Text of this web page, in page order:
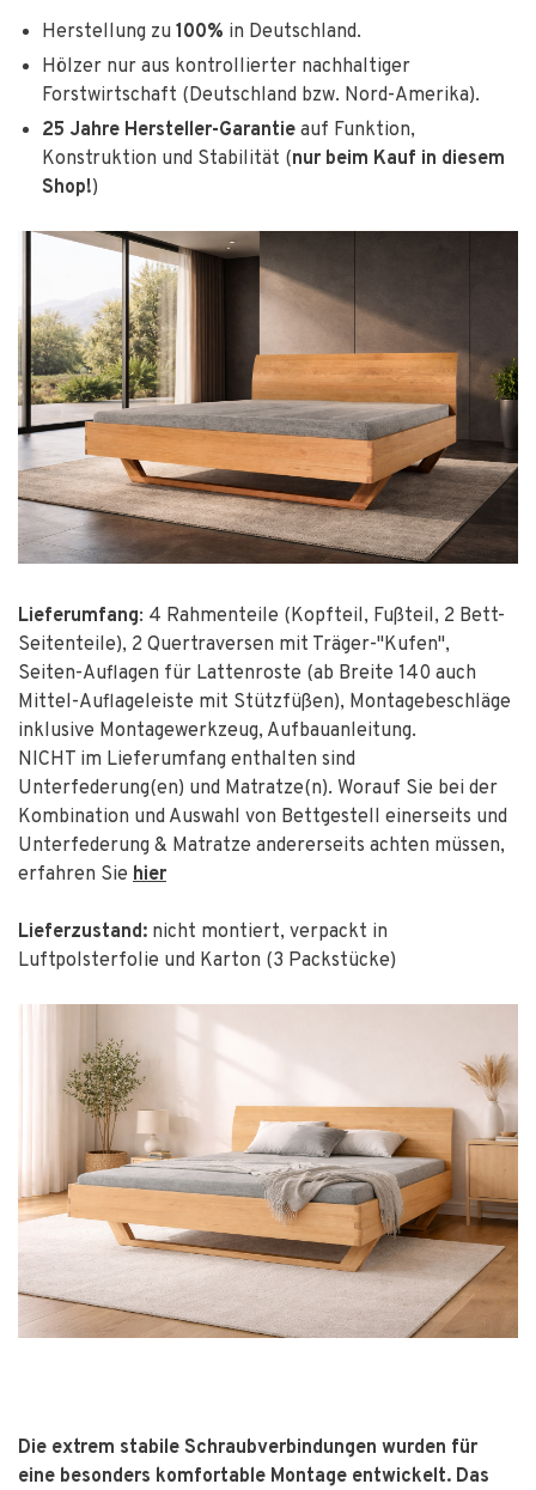
Herstellung zu 100% in Deutschland.
Hölzer nur aus kontrollierter nachhaltiger
Forstwirtschaft (Deutschland bzw. Nord-Amerika).
25 Jahre Hersteller-Garantie auf Funktion,
Konstruktion und Stabilität (nur beim Kauf in diesem
Shop!)
Lieferumfang: 4 Rahmenteile (Kopfteil, Fußteil, 2 Bett-
Seitenteile), 2 Quertraversen mit Träger-"Kufen",
Seiten-Auflagen für Lattenroste (ab Breite 140 auch
Mittel-Auflageleiste mit Stützfüßen), Montagebeschläge
inklusive Montagewerkzeug, Aufbauanleitung.
NICHT im Lieferumfang enthalten sind
Unterfederung(en) und Matratze(n). Worauf Sie bei der
Kombination und Auswahl von Bettgestell einerseits und
Unterfederung & Matratze andererseits achten müssen,
erfahren Sie hier
Lieferzustand: nicht montiert, verpackt in
Luftpolsterfolie und Karton (3 Packstücke)
Die extrem stabile Schraubverbindungen wurden für
eine besonders komfortable Montage entwickelt. Das